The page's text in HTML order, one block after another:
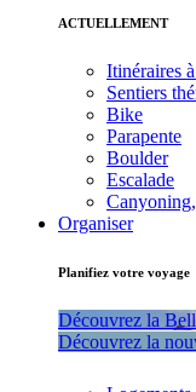
ACTUELLEMENT
Itinéraires
Sentiers
Bike
Parapente
Boulder
Escalade
Organiser
Planifiez votre voyage
Découvrez la
Découvrez la